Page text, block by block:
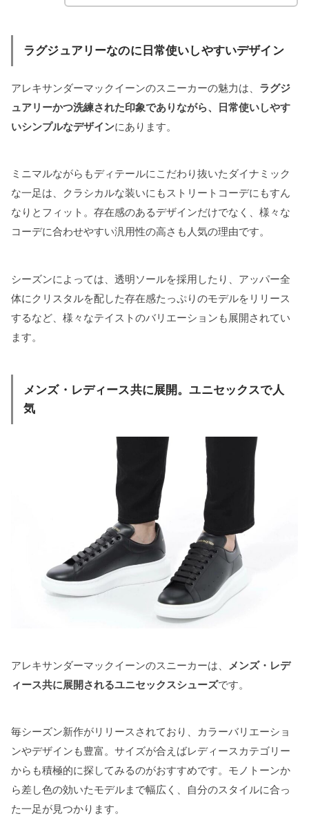
ラグジュアリーなのに日常使いしやすいデザイン
アレキサンダーマックイーンのスニーカーの魅力は、 ラグジ
ュアリーかつ洗練された印象でありながら、日常使いしやす
いシンプルなデザインにあります。
ミニマルながらもディテールにこだわり抜いたダイナミック
な一足は、クラシカルな装いにもストリートコーデにもすん
なりとフィット。存在感のあるデザインだけでなく、様々な
コーデに合わせやすい汎用性の高さも人気の理由です。
シーズンによっては、透明ソールを採用したり、アッパー全
体にクリスタルを配した存在感たっぷりのモデルをリリース
するなど、様々なテイストのバリエーションも展開されてい
ます。
メンズ・レディース共に展開。ユニセックスで人
気
アレキサンダーマックイーンのスニーカーは、
メンズ・レデ
ィース共に展開されるユニセックスシューズです。
毎シーズン新作がリリースされており、カラーバリエーショ
ンやデザインも豊富。サイズが合えばレディースカテゴリー
からも積極的に探してみるのがおすすめです。モノトーンか
ら差し色の効いたモデルまで幅広く、自分のスタイルに合っ
た一足が見つかります。